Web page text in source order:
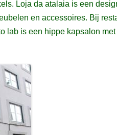
Loja da atalaia is een
en accessoires. Bij
lab is een hippe kapsalon